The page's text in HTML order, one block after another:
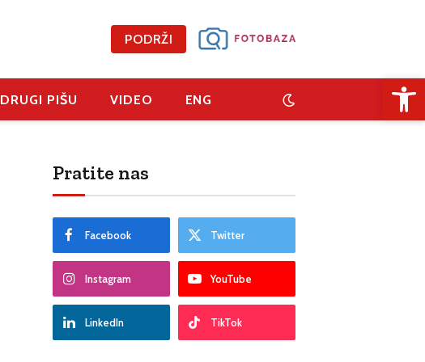
PODRŽI
DRUGI PIŠU VIDEO ENG
Pratite nas
Facebook Twitter
Instagram YouTube
LinkedIn TikTok